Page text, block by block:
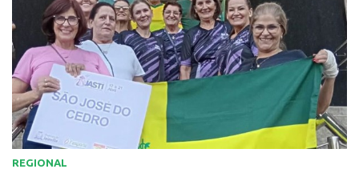
REGIONAL